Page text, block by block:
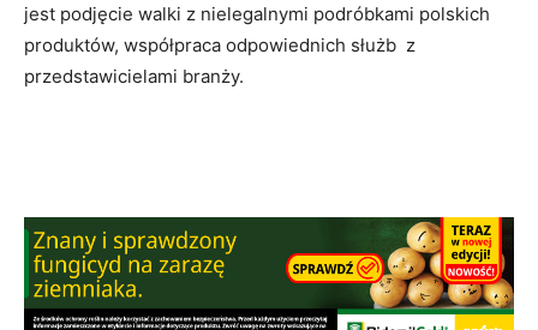
jest podjęcie walki z nielegalnymi podróbkami polskich
produktów, współpraca odpowiednich służb z
przedstawicielami branży.